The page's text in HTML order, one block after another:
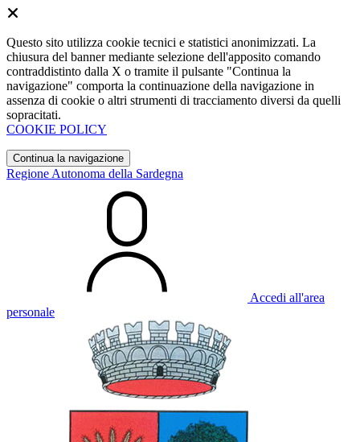
Questo sito utilizza cookie tecnici e statistici anonimizzati. La
chiusura del banner mediante selezione dell'apposito comando
contraddistinto dalla X o tramite il pulsante "Continua la
navigazione" comporta la continuazione della navigazione in
assenza di cookie o altri strumenti di tracciamento diversi da quelli
sopracitati.
COOKIE POLICY
Continua la navigazione
Regione Autonoma della Sardegna
Accedi all'area
personale